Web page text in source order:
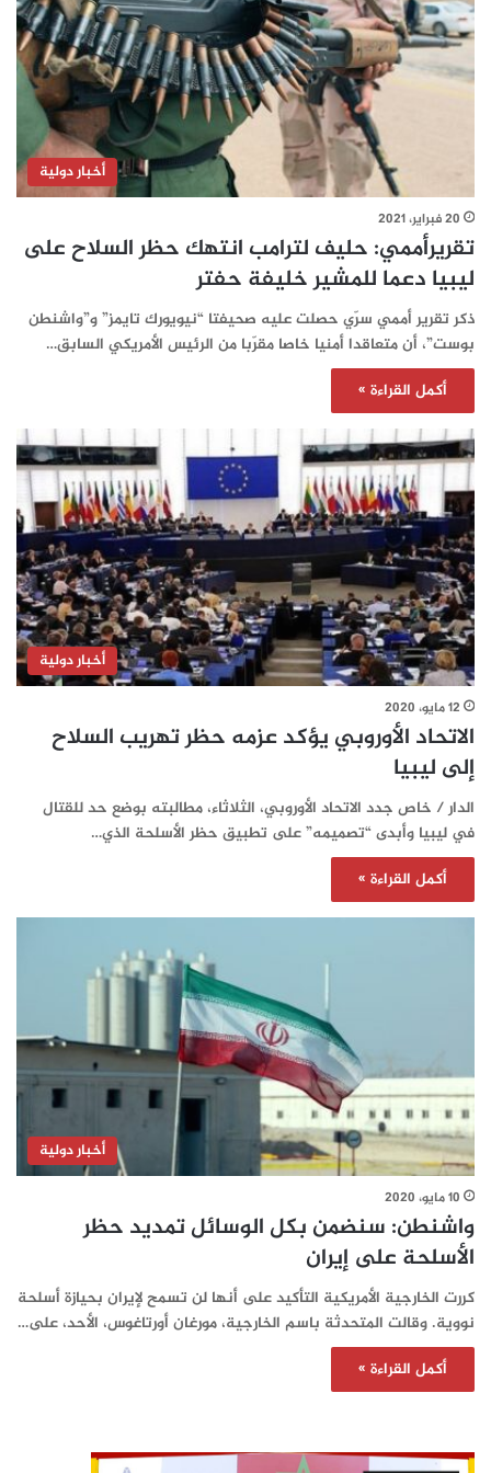
أخبار دولية
20 فبراير، 2021
تقريرأممي: حليف لترامب انتهك حظر السلاح على
ليبيا دعما للمشير خليفة حفتر
ذكر تقرير أممي سرّي حصلت عليه صحيفتا “نيويورك تايمز” و”واشنطن
بوست”، أن متعاقدا أمنيا خاصا مقرّبا من الرئيس الأمريكي السابق…
أكمل القراءة »
أخبار دولية
12 مايو، 2020
الاتحاد الأوروبي يؤكد عزمه حظر تهريب السلاح
إلى ليبيا
الدار / خاص جدد الاتحاد الأوروبي، الثلاثاء، مطالبته بوضع حد للقتال
في ليبيا وأبدى “تصميمه” على تطبيق حظر الأسلحة الذي…
أكمل القراءة »
أخبار دولية
10 مايو، 2020
واشنطن: سنضمن بكل الوسائل تمديد حظر
الأسلحة على إيران
كررت الخارجية الأمريكية التأكيد على أنها لن تسمح لإيران بحيازة أسلحة
نووية. وقالت المتحدثة باسم الخارجية، مورغان أورتاغوس، الأحد، على…
أكمل القراءة »